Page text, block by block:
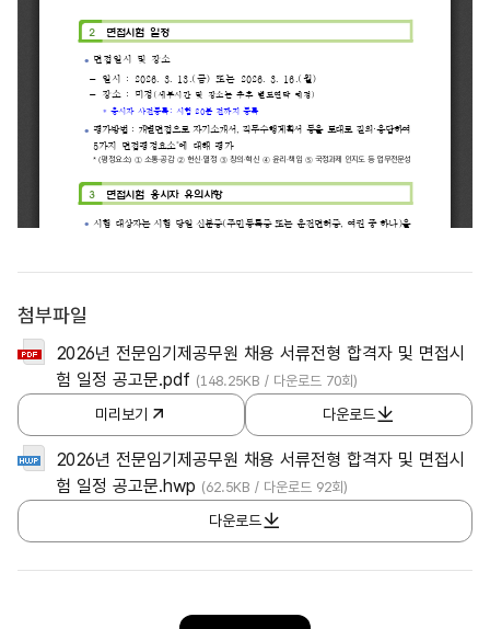
첨부파일
2026년 전문임기제공무원 채용 서류전형 합격자 및 면접시
험 일정 공고문.pdf (148.25KB / 다운로드 70회)
미리보기 다운로드
2026년 전문임기제공무원 채용 서류전형 합격자 및 면접시
험 일정 공고문.hwp (62.5KB / 다운로드 92회)
다운로드